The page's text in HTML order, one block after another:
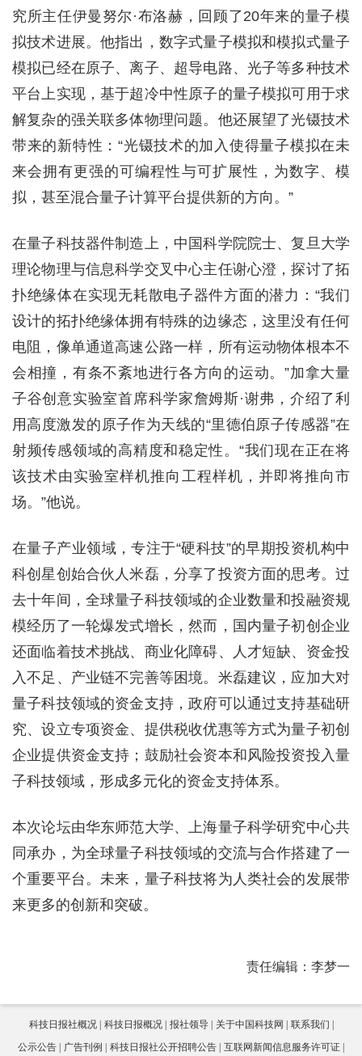
究所主任伊曼努尔·布洛赫，回顾了20年来的量子模
拟技术进展。他指出，数字式量子模拟和模拟式量子
模拟已经在原子、离子、超导电路、光子等多种技术
平台上实现，基于超冷中性原子的量子模拟可用于求
解复杂的强关联多体物理问题。他还展望了光镊技术
带来的新特性：“光镊技术的加入使得量子模拟在未
来会拥有更强的可编程性与可扩展性，为数字、模
拟，甚至混合量子计算平台提供新的方向。”
在量子科技器件制造上，中国科学院院士、复旦大学
理论物理与信息科学交叉中心主任谢心澄，探讨了拓
扑绝缘体在实现无耗散电子器件方面的潜力：“我们
设计的拓扑绝缘体拥有特殊的边缘态，这里没有任何
电阻，像单通道高速公路一样，所有运动物体根本不
会相撞，有条不紊地进行各方向的运动。”加拿大量
子谷创意实验室首席科学家詹姆斯·谢弗，介绍了利
用高度激发的原子作为天线的“里德伯原子传感器”在
射频传感领域的高精度和稳定性。“我们现在正在将
该技术由实验室样机推向工程样机，并即将推向市
场。”他说。
在量子产业领域，专注于“硬科技”的早期投资机构中
科创星创始合伙人米磊，分享了投资方面的思考。过
去十年间，全球量子科技领域的企业数量和投融资规
模经历了一轮爆发式增长，然而，国内量子初创企业
还面临着技术挑战、商业化障碍、人才短缺、资金投
入不足、产业链不完善等困境。米磊建议，应加大对
量子科技领域的资金支持，政府可以通过支持基础研
究、设立专项资金、提供税收优惠等方式为量子初创
企业提供资金支持；鼓励社会资本和风险投资投入量
子科技领域，形成多元化的资金支持体系。
本次论坛由华东师范大学、上海量子科学研究中心共
同承办，为全球量子科技领域的交流与合作搭建了一
个重要平台。未来，量子科技将为人类社会的发展带
来更多的创新和突破。
责任编辑：李梦一
科技日报社概况 科技日报概况 报社领导 关于中国科技网
联系我们
公示公告
广告刊例 科技日报社公开招聘公告 互联网新闻信息服务许可证